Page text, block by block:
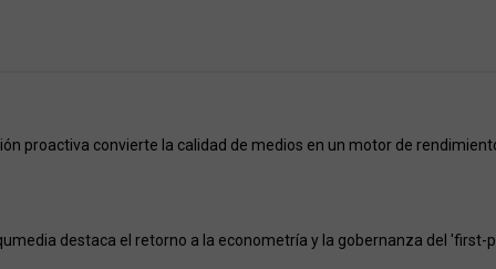
proactiva convierte la calidad de medios en un motor de
destaca el retorno a la econometría y la gobernanza del 'first-